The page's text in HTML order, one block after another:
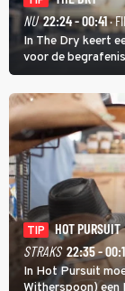
NU 22:24 - 00:41·
In The Dry keert
voor de
onderzoeken van
met een oude zaak.
TIP
HOT PURSUIT
STRAKS 22:35 -
In Hot Pursuit
Witherspoon)